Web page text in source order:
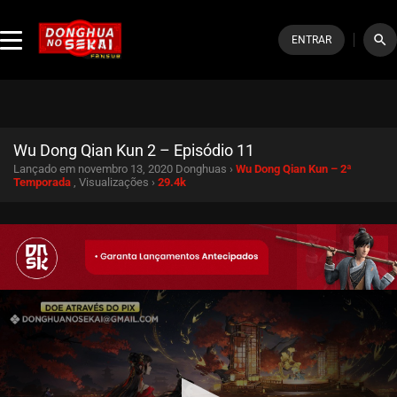
ENTRAR search
Wu Dong Qian Kun 2 – Episódio 11
Lançado em novembro 13, 2020 Donghuas › Wu Dong Qian Kun – 2ª
Temporada , Visualizações › 29.4k